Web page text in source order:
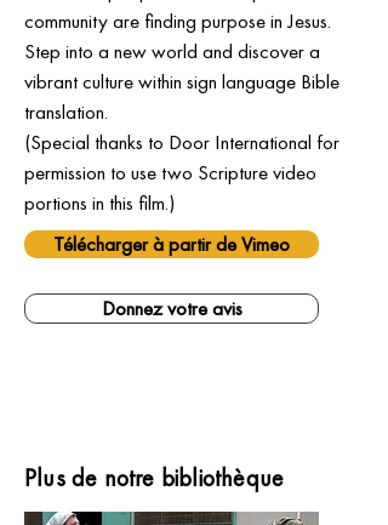
community are finding purpose in Jesus.
Step into a new world and discover a
vibrant culture within sign language Bible
translation.
(Special thanks to Door International for
permission to use two Scripture video
portions in this film.)
Télécharger à partir de Vimeo
Donnez votre avis
Plus de notre bibliothèque